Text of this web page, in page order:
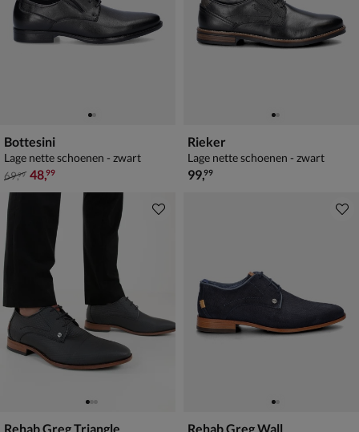
Bottesini
Lage nette schoenen - zwart
van € 69,99 voor € 48,99
69,99 48,99
Rieker
Lage nette schoenen - zwart
€ 99,99
99,99
Rehab Greg Triangle Rehab Greg Wall